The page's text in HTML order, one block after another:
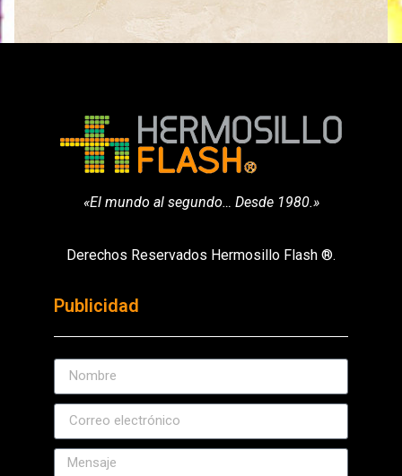
«El mundo al segundo… Desde 1980.»
Derechos Reservados Hermosillo Flash ®.
Publicidad